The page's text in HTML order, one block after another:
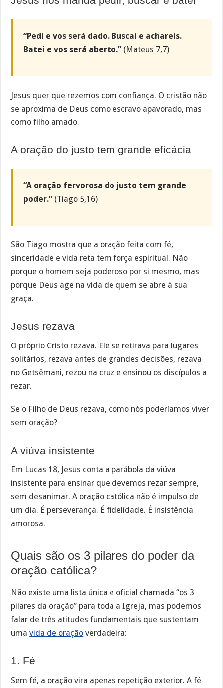
“Pedi e vos será dado. Buscai e achareis.
Batei e vos será aberto.” (Mateus 7,7)
Jesus quer que rezemos com confiança. O cristão não
se aproxima de Deus como escravo apavorado, mas
como filho amado.
A oração do justo tem grande eficácia
“A oração fervorosa do justo tem grande
poder.” (Tiago 5,16)
São Tiago mostra que a oração feita com fé,
sinceridade e vida reta tem força espiritual. Não
porque o homem seja poderoso por si mesmo, mas
porque Deus age na vida de quem se abre à sua
graça.
Jesus rezava
O próprio Cristo rezava. Ele se retirava para lugares
solitários, rezava antes de grandes decisões, rezava
no Getsêmani, rezou na cruz e ensinou os discípulos a
rezar.
Se o Filho de Deus rezava, como nós poderíamos viver
sem oração?
A viúva insistente
Em Lucas 18, Jesus conta a parábola da viúva
insistente para ensinar que devemos rezar sempre,
sem desanimar. A oração católica não é impulso de
um dia. É perseverança. É fidelidade. É insistência
amorosa.
Quais são os 3 pilares do poder da
oração católica?
Não existe uma lista única e oficial chamada “os 3
pilares da oração” para toda a Igreja, mas podemos
falar de três atitudes fundamentais que sustentam
umavida de oração verdadeira:
1. Fé
Sem fé, a oração vira apenas repetição exterior. A fé